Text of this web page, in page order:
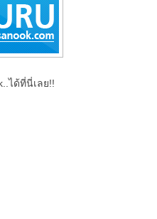
ได้ที่นี่เลย!!